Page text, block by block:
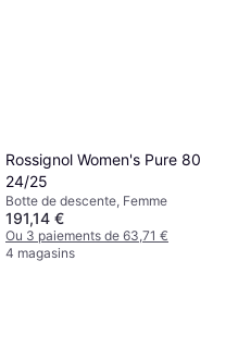
Rossignol Women's Pure 80
24/25
Botte de descente, Femme
191,14 €
Ou 3 paiements de 63,71 €
4 magasins